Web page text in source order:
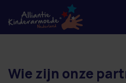
2 resultaten
Wie zijn onze